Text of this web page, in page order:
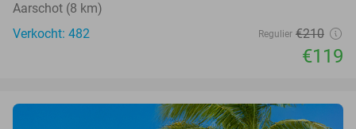
Aarschot (8 km)
Verkocht: 482
Regulier €210
€119